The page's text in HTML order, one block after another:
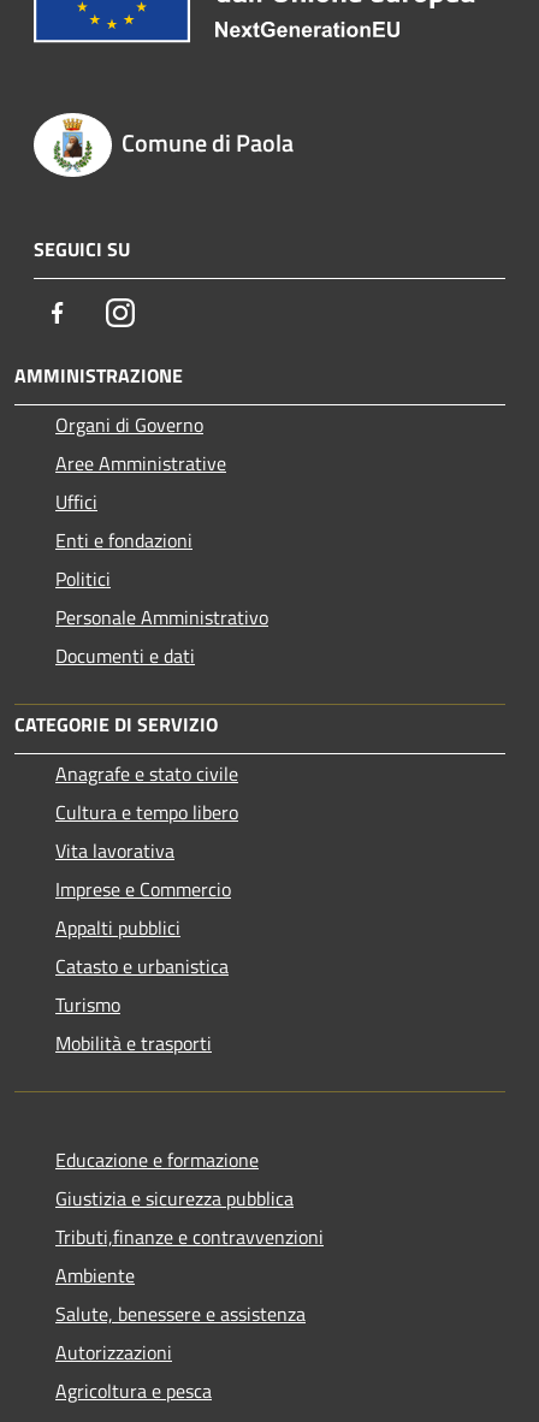
Comune di Paola
SEGUICI SU
FacebookInstagram
AMMINISTRAZIONE
Organi di Governo
Aree Amministrative
Uffici
Enti e fondazioni
Politici
Personale Amministrativo
Documenti e dati
CATEGORIE DI SERVIZIO
Anagrafe e stato civile
Cultura e tempo libero
Vita lavorativa
Imprese e Commercio
Appalti pubblici
Catasto e urbanistica
Turismo
Mobilità e trasporti
Educazione e formazione
Giustizia e sicurezza pubblica
Tributi,finanze e contravvenzioni
Ambiente
Salute, benessere e assistenza
Autorizzazioni
Agricoltura e pesca